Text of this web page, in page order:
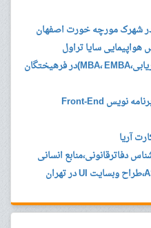
در شهرک مورچه خورت اصفهان
سایا تراول
استخدام فارغ التحصیلان(بازاریابی،MBA، EMBA)در فرهیختگان
استخدام برنامه نویس PHP و برنامه نویس Front-End
آریا
دفاترقانونی،منابع انسانی